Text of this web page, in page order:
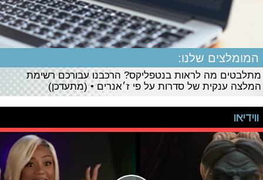
המומלצים שלנו:
מתלבטים מה לראות בנטפליקס? הרכבנו עבורכם רשימת
המלצה ענקית של סדרות על פי ז׳אנרים • (מתעדכן)
ווידיאו